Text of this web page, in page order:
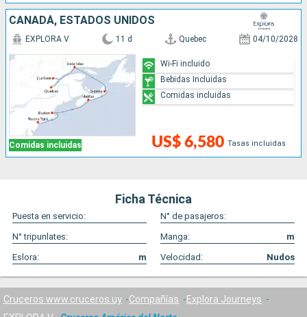
CANADÁ, ESTADOS UNIDOS
Comidas incluidas
EXPLORA V 11 d Quebec 04/10/2028
US$ 6,580 Tasas incluidas
Wi-Fi incluido
Bebidas Incluidas
Comidas incluidas
Ficha Técnica
Puesta en servicio:
N° de pasajeros:
N° tripunlates:
Manga:
m
Eslora:
m Velocidad: Nudos
Cruceros www.cruceros.uy Compañías
Explora Journeys